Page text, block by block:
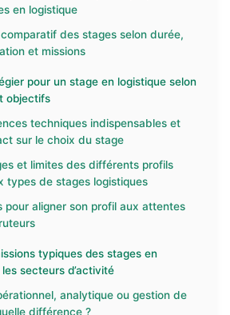
en logistique
des stages selon durée,
et missions
pour un stage en logistique selon
objectifs
techniques indispensables et
sur le choix du stage
et limites des différents profils
types de stages logistiques
pour aligner son profil aux attentes
typiques des stages en
secteurs d’activité
analytique ou gestion de
différence ?